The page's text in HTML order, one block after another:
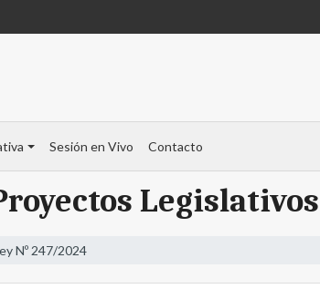
Sesión en Vivo Contacto
Legislativos
Nº 247/2024